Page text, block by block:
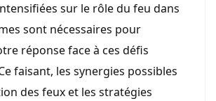
sur le rôle du feu dans
sont nécessaires pour
réponse face à ces défis
faisant, les synergies possibles
des feux et les stratégies